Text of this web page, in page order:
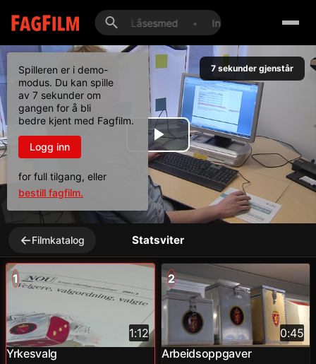
• Konditor • Låsesmed • Industrimontør •
Play
Video
7 sekunder gjenstår
Spilleren er i demo-
modus. Du kan spille
av 7 sekunder om
gangen for å bli
bedre kjent med Fagfilm.
Logg inn
for full tilgang, eller
bestill fagfilm.
←Filmkatalog Statsviter
1
1:12
Yrkesvalg
2
0:45
Arbeidsoppgaver